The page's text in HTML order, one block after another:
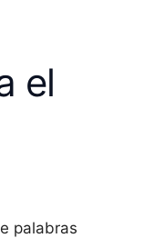
el
palabras